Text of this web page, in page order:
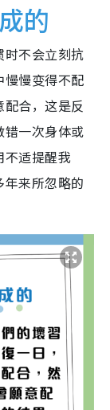
的
时不会立刻抗
慢变得不配
合，这是反
错一次身体或
不适提醒我
来所忽略的